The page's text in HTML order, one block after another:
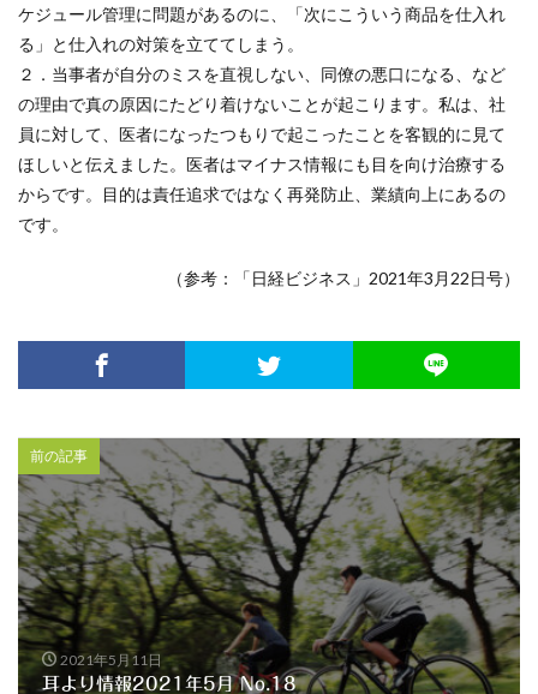
ケジュール管理に問題があるのに、「次にこういう商品を仕入れ
る」と仕入れの対策を立ててしまう。
２．当事者が自分のミスを直視しない、同僚の悪口になる、など
の理由で真の原因にたどり着けないことが起こります。私は、社
員に対して、医者になったつもりで起こったことを客観的に見て
ほしいと伝えました。医者はマイナス情報にも目を向け治療する
からです。目的は責任追求ではなく再発防止、業績向上にあるの
です。
（参考：「日経ビジネス」2021年3月22日号）
前の記事
2021年5月11日
耳より情報2021年5月 No.18